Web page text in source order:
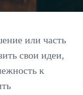
или часть
свои идеи,
к